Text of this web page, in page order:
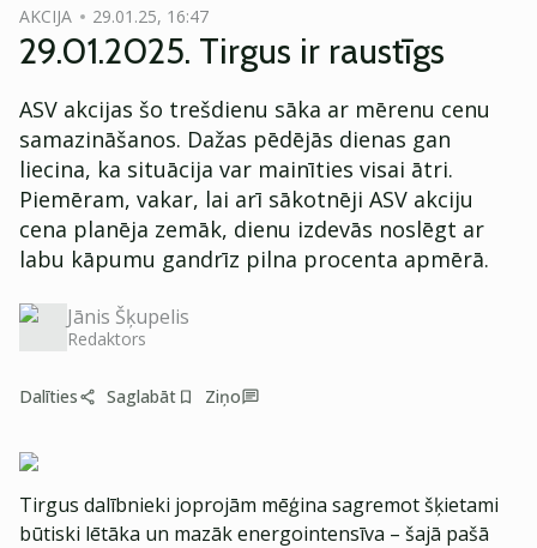
AKCIJA 29.01.25, 16:47
29.01.2025. Tirgus ir raustīgs
ASV akcijas šo trešdienu sāka ar mērenu cenu
samazināšanos. Dažas pēdējās dienas gan
liecina, ka situācija var mainīties visai ātri.
Piemēram, vakar, lai arī sākotnēji ASV akciju
cena planēja zemāk, dienu izdevās noslēgt ar
labu kāpumu gandrīz pilna procenta apmērā.
Jānis Šķupelis
Redaktors
Dalīties Saglabāt Ziņo
Tirgus dalībnieki joprojām mēģina sagremot šķietami
būtiski lētāka un mazāk energointensīva – šajā pašā